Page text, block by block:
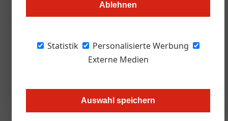
Ablehnen
Statistik
Personalisierte Werbung
Externe Medien
Auswahl speichern
Die aktuell schwierige Wirtschaftslage bremst auch
Jahr nur leicht auf 238,2 Mio. Euro an. Gleichzeitig zeigte die
Exportmenge nach unten, was auf einen deutlichen Rückgang
Hohe Zinsraten, Inflation, Kostensteigerungen
– die Wirtschaftslage ist angespannt. Das gilt